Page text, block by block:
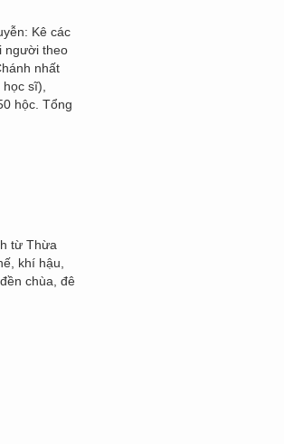
Kê các
người theo
nhất
học sĩ),
hộc. Tổng
từ Thừa
khí hậu,
chùa, đê